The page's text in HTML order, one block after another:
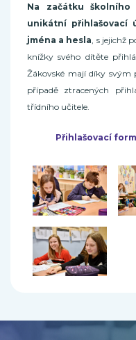
Na začátku
unikátní přihlašovací
jména a hesla , s jejichž
knížky svého dítěte
Žákovské mají díky svým
případě ztracených
třídního učitele.
Přihlašovací